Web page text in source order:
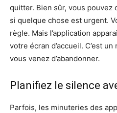
quitter. Bien sûr, vous pouvez
si quelque chose est urgent.
règle. Mais l’application
votre écran d’accueil. C’est
vous venez d’abandonner.
Planifiez le silence
Parfois, les minuteries des